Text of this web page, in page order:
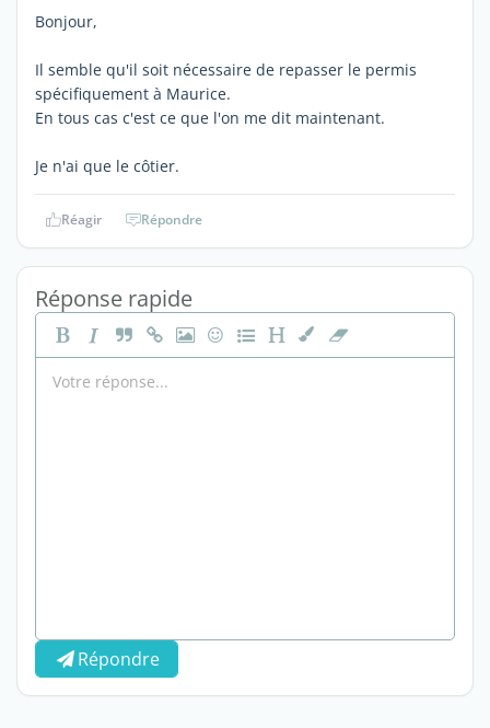
Bonjour,
Il semble qu'il soit nécessaire de repasser le permis
spécifiquement à Maurice.
En tous cas c'est ce que l'on me dit maintenant.
Je n'ai que le côtier.
Réagir Répondre
Réponse rapide
Répondre